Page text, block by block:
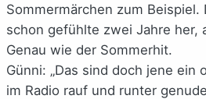
Sommermärchen zum
schon gefühlte zwei Jahre her,
Genau wie der Sommerhit.
Günni: „Das sind doch jene ein
im Radio rauf und runter